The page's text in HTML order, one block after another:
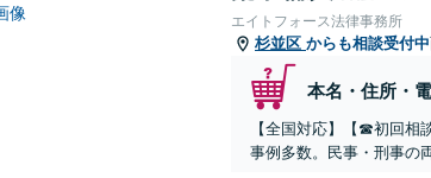
エイトフォース法律事務所
杉並区 からも相談受付中
本名・住所・
【全国対応】【☎︎初回相
事例多数。民事・刑事の